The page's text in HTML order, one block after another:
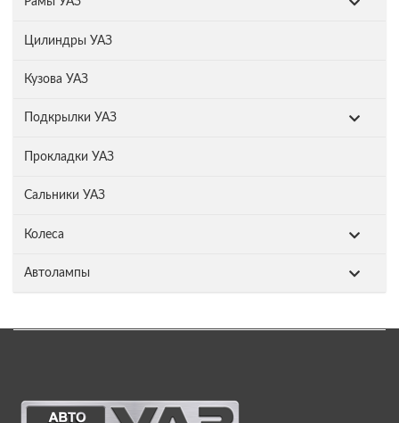
Цилиндры УАЗ
Кузова УАЗ
Подкрылки УАЗ
Прокладки УАЗ
Сальники УАЗ
Колеса
Автолампы